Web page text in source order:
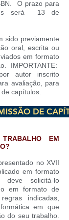
O prazo para
será
13 de
sido previamente
oral, escrita ou
em formato
IMPORTANTE:
autor inscrito
avaliação, para
capítulos.
DE
EM
no XVII
em formato
solicitá-lo
em formato de
indicadas,
em que
do seu trabalho.